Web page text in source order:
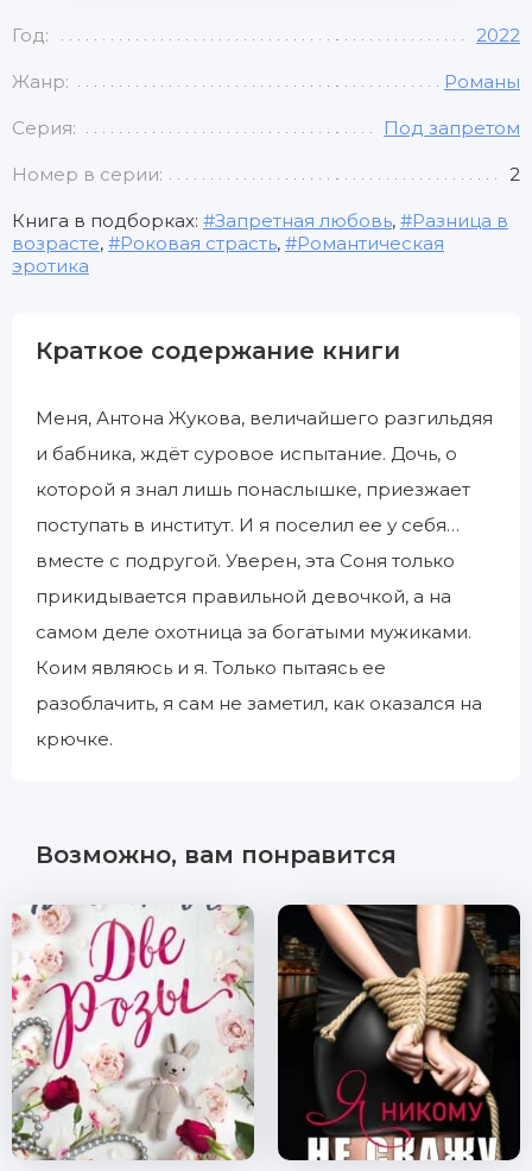
Год: 2022
Жанр: Романы
Серия: Под запретом
Номер в серии: 2
Книга в подборках: Запретная любовь,
Разница в
возрасте, Роковая страсть,
Романтическая
эротика
Краткое содержание книги
Меня, Антона Жукова, величайшего разгильдяя
и бабника, ждёт суровое испытание. Дочь, о
которой я знал лишь понаслышке, приезжает
поступать в институт. И я поселил ее у себя…
вместе с подругой. Уверен, эта Соня только
прикидывается правильной девочкой, а на
самом деле охотница за богатыми мужиками.
Коим являюсь и я. Только пытаясь ее
разоблачить, я сам не заметил, как оказался на
крючке.
Возможно, вам понравится